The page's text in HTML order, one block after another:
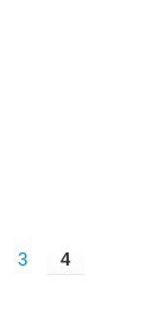
3 4